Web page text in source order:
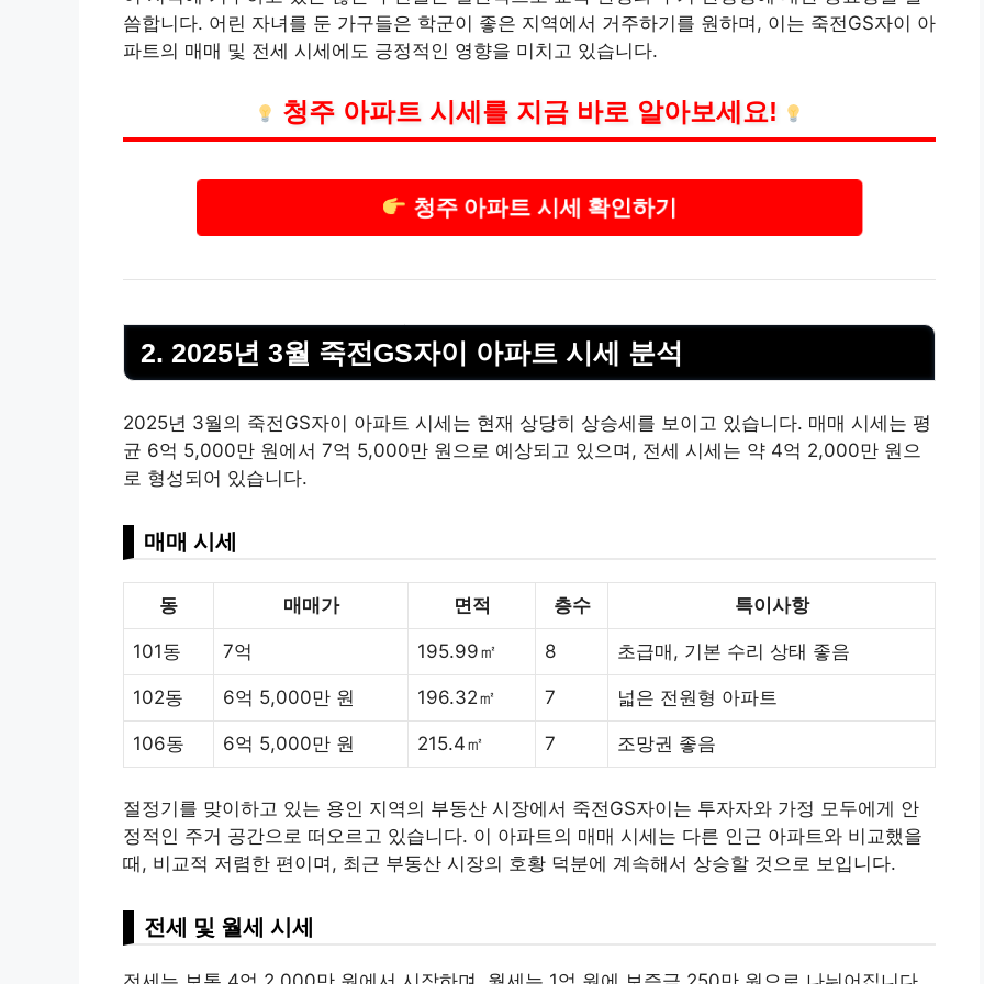
씀합니다. 어린 자녀를 둔 가구들은 학군이 좋은 지역에서 거주하기를 원하며, 이는 죽전GS자이 아
파트의 매매 및 전세 시세에도 긍정적인 영향을 미치고 있습니다.
청주아파트 시세를 지금 바로 알아보세요!
청주 아파트 시세 확인하기
2. 2025년 3월 죽전GS자이 아파트 시세 분석
2025년 3월의 죽전GS자이 아파트 시세는 현재 상당히 상승세를 보이고 있습니다. 매매 시세는 평
균 6억 5,000만 원에서 7억 5,000만 원으로 예상되고 있으며, 전세 시세는 약 4억 2,000만 원으
로 형성되어 있습니다.
매매 시세
동 매매가 면적 층수 특이사항
101동 7억 195.99㎡ 8 초급매, 기본 수리 상태 좋음
102동 6억 5,000만 원 196.32㎡ 7 넓은 전원형 아파트
106동 6억 5,000만 원 215.4㎡ 7 조망권 좋음
절정기를 맞이하고 있는 용인 지역의 부동산 시장에서 죽전GS자이는 투자자와 가정 모두에게 안
정적인 주거 공간으로 떠오르고 있습니다. 이 아파트의 매매 시세는 다른 인근 아파트와 비교했을
때, 비교적 저렴한 편이며, 최근 부동산 시장의 호황 덕분에 계속해서 상승할 것으로 보입니다.
전세 및 월세 시세